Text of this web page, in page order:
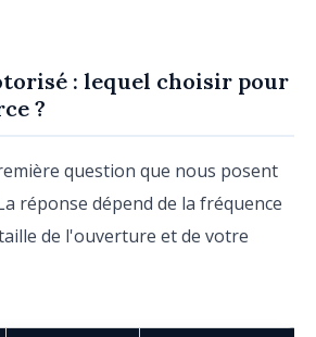
: lequel choisir pour
?
question que nous posent
réponse dépend de la fréquence
de l'ouverture et de votre